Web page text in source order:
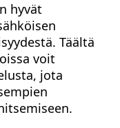
hyvät
Täältä
voit
jota